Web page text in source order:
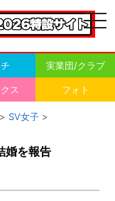
実業団/クラブ
ス フォト
> SV女子 >
婚を報告